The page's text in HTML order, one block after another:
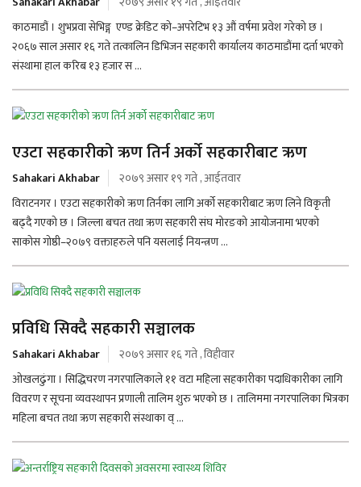
काठमाडौं । शुभप्रवा सेभिङ्ग एण्ड क्रेडिट को–अपरेटिभ १३ औं वर्षमा प्रवेश गरेको छ ।
२०६७ साल असार १६ गते तत्कालिन डिभिजन सहकारी कार्यालय काठमाडौंमा दर्ता भएको
संस्थामा हाल करिब १३ हजार स ...
एउटा सहकारीको ऋण तिर्न अर्को सहकारीबाट ऋण
Sahakari Akhabar
२०७९ असार १९ गते , आईतवार
विराटनगर । एउटा सहकारीको ऋण तिर्नका लागि अर्को सहकारीबाट ऋण लिने विकृती
बढ्दै गएको छ । जिल्ला बचत तथा ऋण सहकारी संघ मोरङको आयोजनामा भएको
साकोस गोष्ठी–२०७९ वक्ताहरुले पनि यसलाई नियन्त्रण ...
प्रविधि सिक्दै सहकारी सञ्चालक
Sahakari Akhabar
२०७९ असार १६ गते , विहीवार
ओखलढुंगा । सिद्धिचरण नगरपालिकाले ११ वटा महिला सहकारीका पदाधिकारीका लागि
विवरण र सूचना व्यवस्थापन प्रणाली तालिम शुरु भएको छ । तालिममा नगरपालिका भित्रका
महिला बचत तथा ऋण सहकारी संस्थाका व् ...